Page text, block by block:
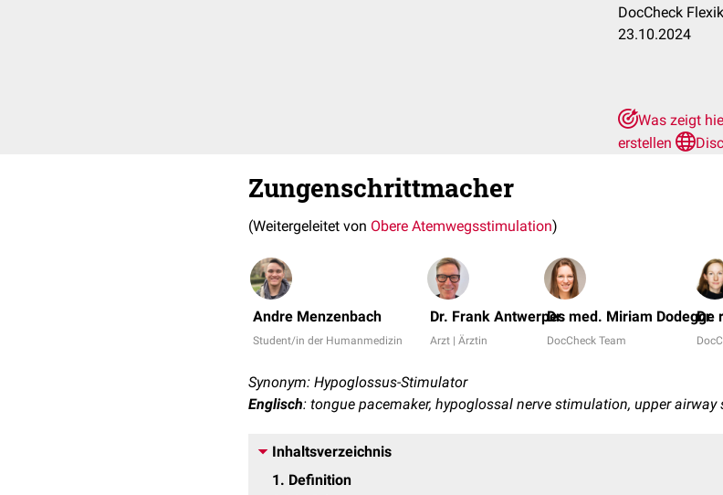
DocCheck
23.10.2024
Was zeigt
erstellen
Zungenschrittmacher
(Weitergeleitet von Obere Atemwegsstimulation)
Andre Menzenbach
Student/in der Humanmedizin
Dr. Frank Antwerpes
Arzt | Ärztin
Dr. med. Miriam Dodegge
DocCheck Team
Dr.
Synonym: Hypoglossus-Stimulator
Englisch: tongue pacemaker, hypoglossal nerve stimulation, upper
Inhaltsverzeichnis
1
Definition